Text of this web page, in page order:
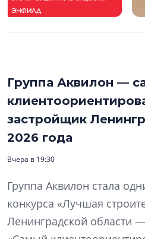
Группа Аквилон —
застройщик
2026 года
Вчера в 19:30
Группа Аквилон стала
конкурса «Лучшая
Ленинградской области